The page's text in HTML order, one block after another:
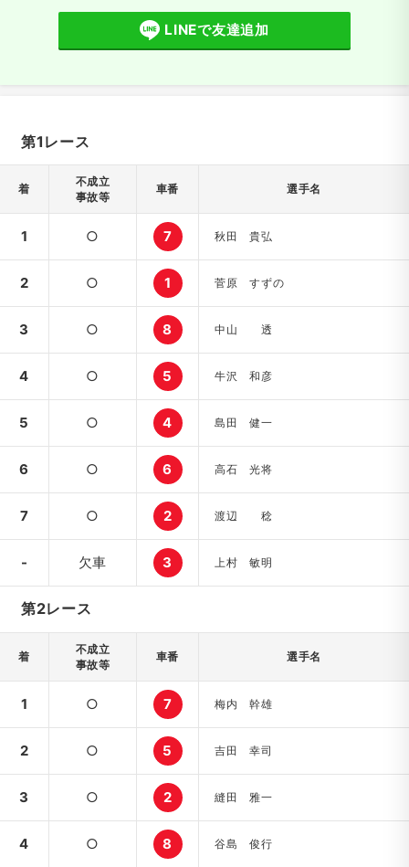
LINEで友達追加
第1レース
着
不成立
事故等
車番 選手名
1 ○ 7 秋田 貴弘
2 ○ 1 菅原 すずの
3 ○ 8 中山 透
4 ○ 5 牛沢 和彦
5 ○ 4 島田 健一
6 ○ 6 高石 光将
7 ○ 2 渡辺 稔
- 欠車 3 上村 敏明
第2レース
着
不成立
事故等
車番 選手名
1 ○ 7 梅内 幹雄
2 ○ 5 吉田 幸司
3 ○ 2 縫田 雅一
4 ○ 8 谷島 俊行